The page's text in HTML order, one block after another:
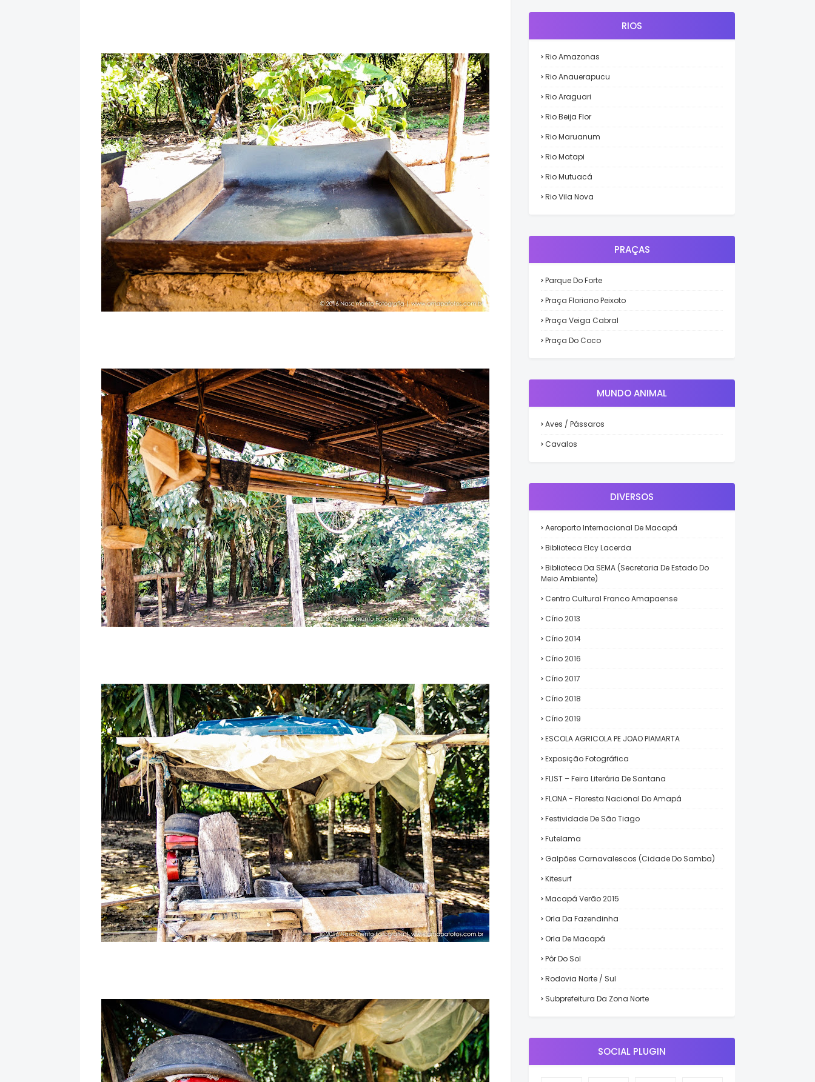
RIOS
Rio Amazonas
Rio Anauerapucu
Rio Araguari
Rio Beija Flor
Rio Maruanum
Rio Matapi
Rio Mutuacá
Rio Vila Nova
PRAÇAS
Parque Do Forte
Praça Floriano Peixoto
Praça Veiga Cabral
Praça Do Coco
MUNDO ANIMAL
Aves / Pássaros
Cavalos
DIVERSOS
Aeroporto Internacional De Macapá
Biblioteca Elcy Lacerda
Biblioteca Da SEMA (Secretaria De Estado Do
Meio Ambiente)
Centro Cultural Franco Amapaense
Círio 2013
Círio 2014
Círio 2016
Círio 2017
Círio 2018
Círio 2019
ESCOLA AGRICOLA PE JOAO PIAMARTA
Exposição Fotográfica
FLIST – Feira Literária De Santana
FLONA - Floresta Nacional Do Amapá
Festividade De São Tiago
Futelama
Galpões Carnavalescos (Cidade Do Samba)
Kitesurf
Macapá Verão 2015
Orla Da Fazendinha
Orla De Macapá
Pôr Do Sol
Rodovia Norte / Sul
Subprefeitura Da Zona Norte
SOCIAL PLUGIN